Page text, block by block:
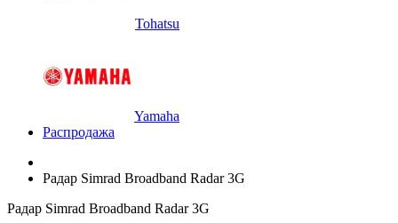
Tohatsu
Yamaha
Распродажа
Радар Simrad Broadband Radar 3G
Радар Simrad Broadband Radar 3G